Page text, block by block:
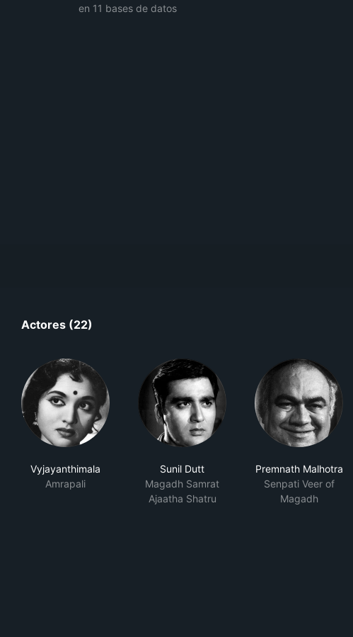
en 11 bases de datos
Actores (22)
Vyjayanthimala
Amrapali
Sunil Dutt
Magadh Samrat
Ajaatha Shatru
Premnath Malhotra
Senpati Veer of
Magadh